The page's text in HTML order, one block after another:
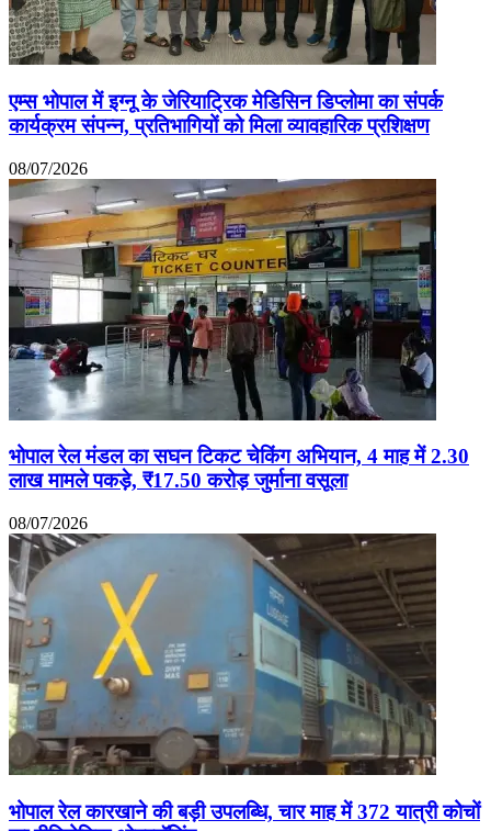
एम्स भोपाल में इग्नू के जेरियाट्रिक मेडिसिन डिप्लोमा का संपर्क
कार्यक्रम संपन्न, प्रतिभागियों को मिला व्यावहारिक प्रशिक्षण
08/07/2026
भोपाल रेल मंडल का सघन टिकट चेकिंग अभियान, 4 माह में 2.30
लाख मामले पकड़े, ₹17.50 करोड़ जुर्माना वसूला
08/07/2026
भोपाल रेल कारखाने की बड़ी उपलब्धि, चार माह में 372 यात्री कोचों